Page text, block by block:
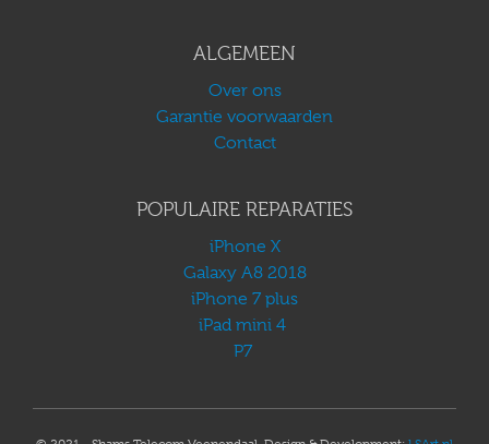
ALGEMEEN
Over ons
Garantie voorwaarden
Contact
POPULAIRE REPARATIES
iPhone X
Galaxy A8 2018
iPhone 7 plus
iPad mini 4
P7